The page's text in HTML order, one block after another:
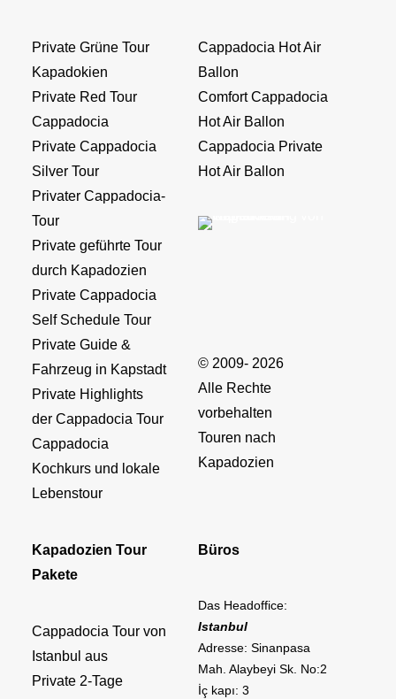
Private Grüne Tour
Kapadokien
Private Red Tour
Cappadocia
Private Cappadocia
Silver Tour
Privater Cappadocia-
Tour
Private geführte Tour
durch Kapadozien
Private Cappadocia
Self Schedule Tour
Private Guide &
Fahrzeug in Kapstadt
Private Highlights
der Cappadocia Tour
Cappadocia
Kochkurs und lokale
Lebenstour
Cappadocia Hot Air
Ballon
Comfort Cappadocia
Hot Air Ballon
Cappadocia Private
Hot Air Ballon
© 2009- 2026
Alle Rechte
vorbehalten
Touren nach
Kapadozien
Kapadozien Tour
Pakete
Cappadocia Tour von
Istanbul aus
Private 2-Tage
Büros
Das Headoffice:
Istanbul
Adresse: Sinanpasa
Mah. Alaybeyi Sk. No:2
İç kapı: 3